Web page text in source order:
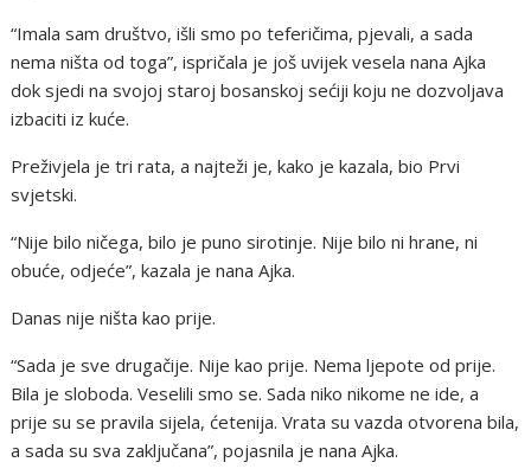
“Imala sam društvo, išli smo po teferičima, pjevali, a sada
nema ništa od toga”, ispričala je još uvijek vesela nana Ajka
dok sjedi na svojoj staroj bosanskoj sećiji koju ne dozvoljava
izbaciti iz kuće.
Preživjela je tri rata, a najteži je, kako je kazala, bio Prvi
svjetski.
“Nije bilo ničega, bilo je puno sirotinje. Nije bilo ni hrane, ni
obuće, odjeće”, kazala je nana Ajka.
Danas nije ništa kao prije.
“Sada je sve drugačije. Nije kao prije. Nema ljepote od prije.
Bila je sloboda. Veselili smo se. Sada niko nikome ne ide, a
prije su se pravila sijela, ćetenija. Vrata su vazda otvorena bila,
a sada su sva zaključana”, pojasnila je nana Ajka.